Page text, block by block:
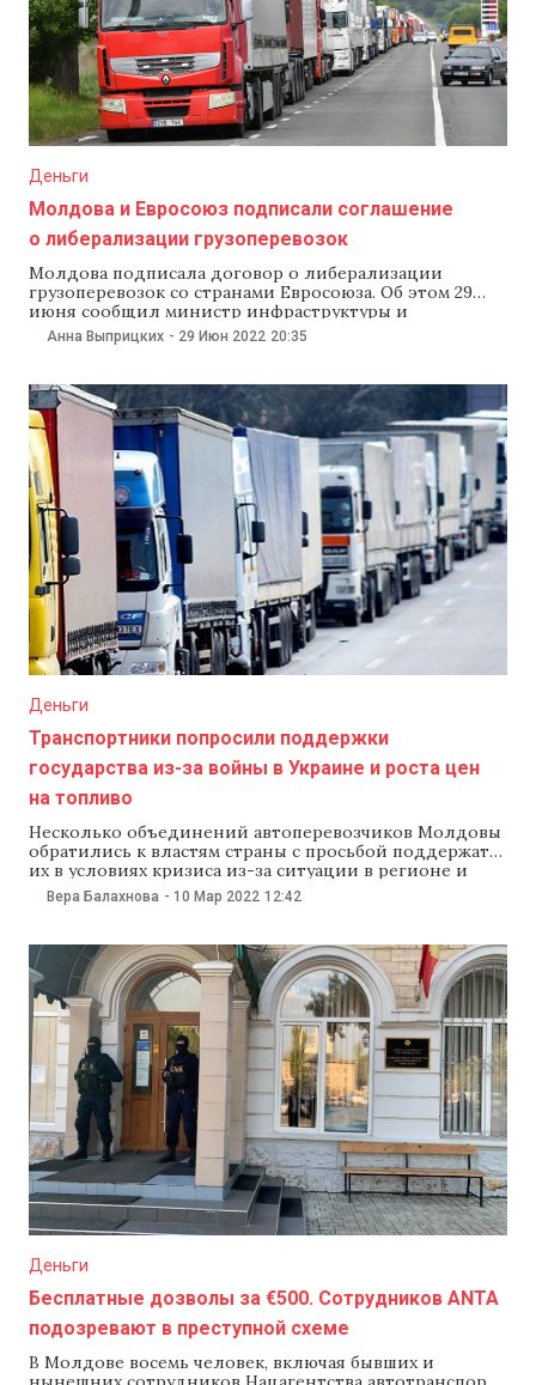
Деньги
Молдова и Евросоюз подписали соглашение
о либерализации грузоперевозок
Молдова подписала договор о либерализации
грузоперевозок со странами Евросоюза. Об этом 29
июня сообщил министр инфраструктуры и
регионального развития Андрей Спыну на своей
странице в Facebook. Документ предполагает, что для
не понадобятся разрешения или так называемые
«дозволы». «Этот коридор солидарности положит
конец всем проблемам, возникшим
Анна Выприцких - 29 Июн 2022 20:35
Деньги
Транспортники попросили поддержки
государства из-за войны в Украине и роста цен
на топливо
Несколько объединений автоперевозчиков Молдовы
обратились к властям страны с просьбой поддержать
их в условиях кризиса из-за ситуации в регионе и
роста цен на нефтепродукты. Организации составили
петицию, которую передали президенту Молдовы
спикеру парламента Игорю Гросу. В петиции,
составленной Международной ассоциацией
автоперевозчиков и Союзом транспортников,
Вера Балахнова - 10 Мар 2022 12:42
Деньги
Бесплатные дозволы за €500. Сотрудников ANTA
подозревают в преступной схеме
В Молдове восемь человек, включая бывших и